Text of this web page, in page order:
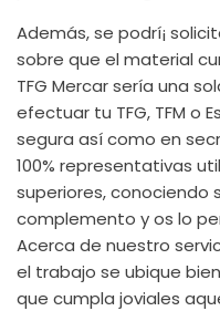
Además, se podrí¡
sobre que el material
TFG Mercar serí­a una
efectuar tu TFG, TFM o
segura así­ como en
100% representativas
superiores, conociendo
complemento y os lo
Acerca de nuestro
el trabajo se ubique
que cumpla joviales